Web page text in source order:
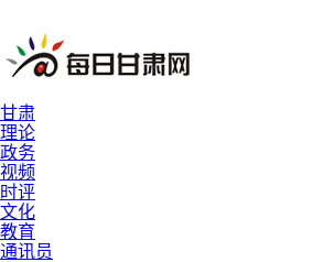
甘肃
理论
政务
视频
时评
文化
教育
通讯员